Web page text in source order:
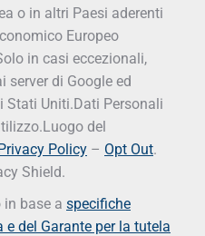
o in altri Paesi aderenti
Europeo
in casi eccezionali,
server di Google ed
Stati Uniti.Dati Personali
del
Policy – Opt Out.
Shield.
base a specifiche
del Garante per la tutela